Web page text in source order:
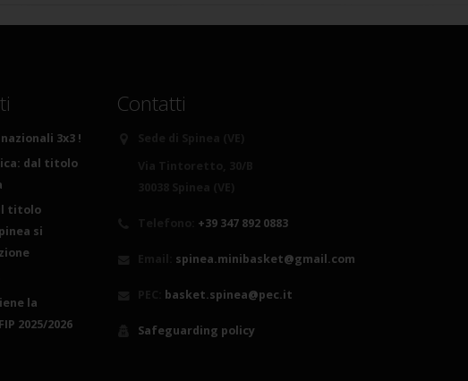
3x3 !
dal titolo
il titolo
si
la
2025/2026
Contatti
+39 347 892 0883
spinea.minibasket@gmail.com
basket.spinea@pec.it
Safeguarding policy